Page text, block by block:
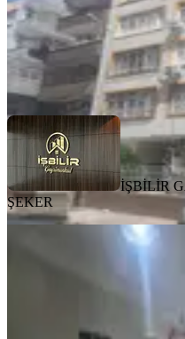
İŞBİLİR GAYRİMENKUL
Ara
İŞBİLİR
ŞEKER
İz'den
Yatırım
3+1
165 m²